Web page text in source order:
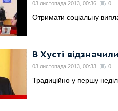
03 листопада 2013, 00:36 0
Отримати соціальну
В Хусті
03 листопада 2013, 00:33 0
Традиційно у першу